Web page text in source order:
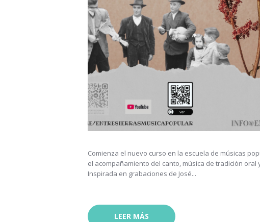
Comienza el nuevo curso en la escuela de músicas
el acompañamiento del canto, música de tradición
Inspirada en grabaciones de José...
LEER MÁS